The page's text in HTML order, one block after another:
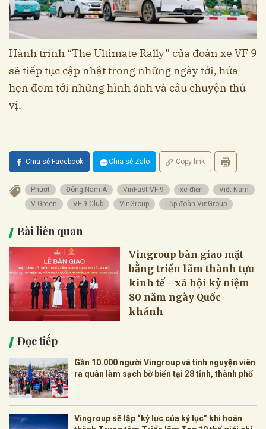
Hành trình “The Ultimate Rally” của đoàn xe VF 9
sẽ tiếp tục cập nhật trong những ngày tới, hứa
hẹn đem tới những hình ảnh và câu chuyện thú
vị.
Chia sẻ Facebook Chia sẻ Zalo Copy link
Phượt Đông Nam Á VinFast VF 9 xe điện
Việt Nam
V-Green
VF 9 Club VinGroup Tập đoàn VinGroup
Bài liên quan
Vingroup bàn giao mặt
bằng triển lãm thành tựu
kinh tế - xã hội kỷ niệm
80 năm ngày Quốc
khánh
Đọc tiếp
Gần 10.000 người Vingroup và tình nguyện viên
ra quân làm sạch bờ biển tại 28 tỉnh, thành phố
Vingroup sẽ lập “kỷ lục của kỷ lục” khi hoàn